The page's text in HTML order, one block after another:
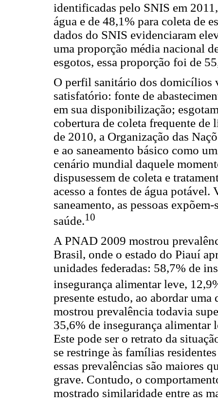
identificadas pelo SNIS em 2011,
água e de 48,1% para coleta de
dados do SNIS evidenciaram
uma proporção média nacional
esgotos, essa proporção foi de
O perfil sanitário dos domicílios
satisfatório: fonte de
em sua disponibilização;
cobertura de coleta frequente
de 2010, a Organização das
e ao saneamento básico como
cenário mundial daquele
dispusessem de coleta e
acesso a fontes de água
saneamento, as pessoas
saúde.10
A PNAD 2009 mostrou
Brasil, onde o estado do Piauí
unidades federadas: 58,7% de
insegurança alimentar leve,
presente estudo, ao abordar
mostrou prevalência todavia
35,6% de insegurança alimentar
Este pode ser o retrato da
se restringe às famílias
essas prevalências são maiores
grave. Contudo, o
mostrado similaridade entre as